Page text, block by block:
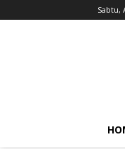
Sabtu,